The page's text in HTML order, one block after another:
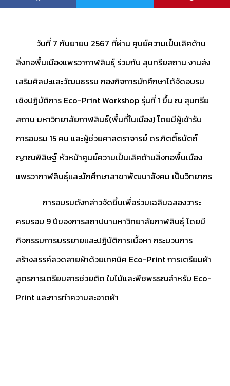
วันที่ 7 กันยายน 2567 ที่ผ่าน ศูนย์ความเป็นเลิศด้าน
สิ่งทอพื้นเมืองแพรวากาฬสินธุ์ ร่วมกับ สุนทรียสถาน งานส่ง
เสริมศิลปะและวัฒนธรรม กองกิจการนักศึกษาได้จัดอบรม
เชิงปฏิบัติการ Eco-Print Workshop รุ่นที่ 1 ขึ้น ณ สุนทรีย
สถาน มหาวิทยาลัยกาฬสินธ์(พื้นที่ในเมือง) โดยมีผู้เข้ารับ
การอบรม 15 คน และผู้ช่วยศาสตราจารย์ ดร.กิตติ์ธนัตถ์
ญาณพิสิษฐ์ หัวหน้าศูนย์ความเป็นเลิศด้านสิ่งทอพื้นเมือง
แพรวากาฬสินธุ์และนักศึกษาสาขาพัฒนาสังคม เป็นวิทยากร
การอบรมดังกล่าวจัดขึ้นเพื่อร่วมเฉลิมฉลองวาระ
ครบรอบ 9 ปีของการสถาปนามหาวิทยาลัยกาฬสินธุ์ โดยมี
กิจกรรมการบรรยายและปฎิบัติการเนื้อหา กระบวนการ
สร้างสรรค์ลวดลายผ้าด้วยเทคนิค Eco-Print การเตรียมผ้า
สูตรการเตรียมสารช่วยติด ใบไม้และพืชพรรณสำหรับ Eco-
Print และการทำความสะอาดผ้า